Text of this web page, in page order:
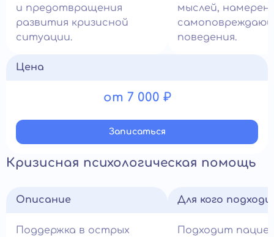
и предотвращения
развития кризисной
ситуации.
мыслей,
поведения.
Цена
от 7 000 ₽
Записатьcя
Кризисная психологическая помощь
Описание
Поддержка в острых
Для кого
Подходит